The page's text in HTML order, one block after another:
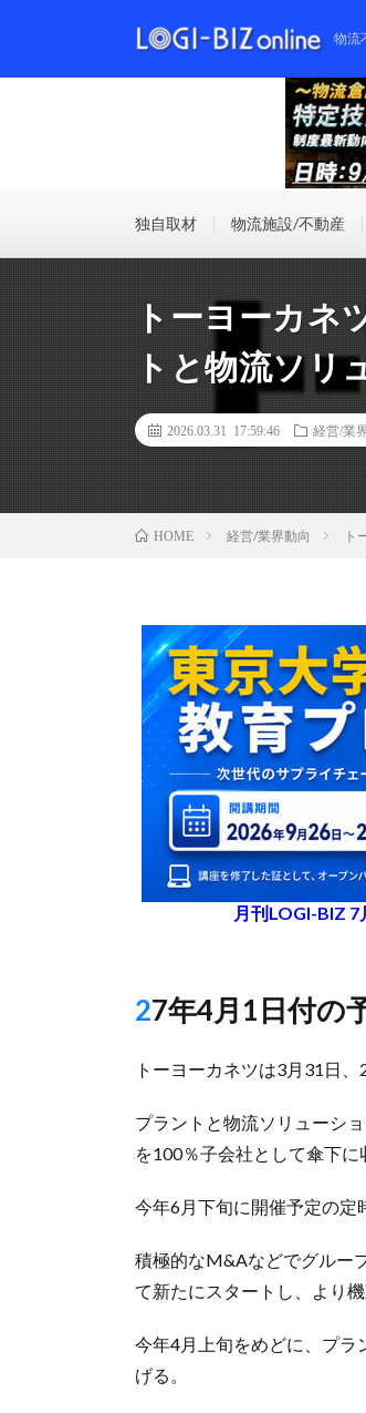
物流
独自取材 物流施設/不動産
トーヨーカネ
トと物流ソリ
2026.03.31 17:59:46 経営/業
HOME 経営/業界動向 ト
月刊LOGI-BIZ
27年4月1日付
トーヨーカネツは3月31日
プラントと物流ソリューシ
を100％子会社として傘下に
今年6月下旬に開催予定の定
積極的なM&Aなどでグルー
て新たにスタートし、より
今年4月上旬をめどに、プラ
げる。